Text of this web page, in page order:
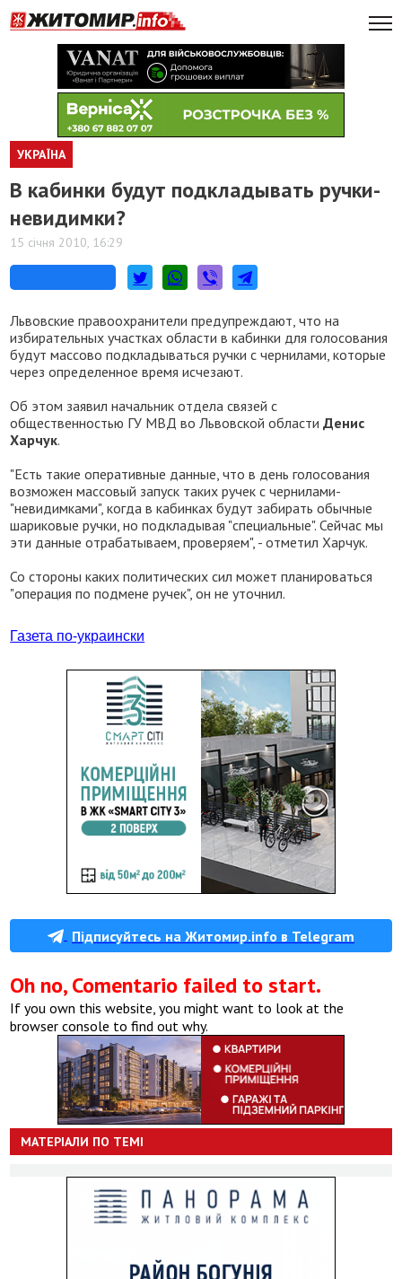
УКРАЇНА
В кабинки будут подкладывать ручки-
невидимки?
15 січня 2010, 16:29
Львовские правоохранители предупреждают, что на
избирательных участках области в кабинки для голосования
будут массово подкладываться ручки с чернилами, которые
через определенное время исчезают.
Об этом заявил начальник отдела связей с
общественностью ГУ МВД во Львовской областиДенис
Харчук.
"Есть такие оперативные данные, что в день голосования
возможен массовый запуск таких ручек с чернилами-
"невидимками", когда в кабинках будут забирать обычные
шариковые ручки, но подкладывая "специальные". Сейчас мы
эти данные отрабатываем, проверяем", - отметил Харчук.
Со стороны каких политических сил может планироваться
"операция по подмене ручек", он не уточнил.
Газета по-украински
Підписуйтесь на Житомир.info в Telegram
Oh no, Comentario failed to start.
If you own this website, you might want to look at the
browser console to find out why.
МАТЕРІАЛИ ПО ТЕМІ